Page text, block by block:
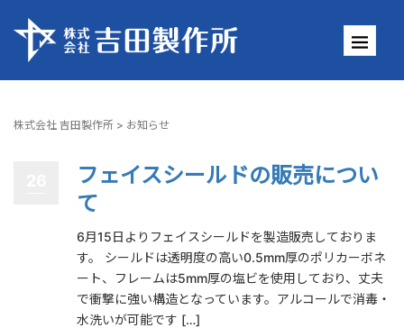
株式会社 吉田製作所 > お知らせ
フェイスシールドの販売につい
て
6月15日よりフェイスシールドを製造販売しておりま
す。 シールドは透明度の高い0.5mm厚のポリカーボネ
ート、フレームは5mm厚の塩ビを使用しており、丈夫
で衝撃に強い構造となっています。アルコールで消毒・
水洗いが可能です […]